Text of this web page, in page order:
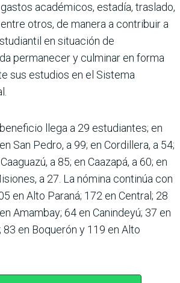
académicos, estadía, traslado,
otros, de manera a contribuir a
en situación de
permanecer y culminar en forma
sus estudios en el Sistema
llega a 29 estudiantes; en
San Pedro, a 99; en Cordillera, a 54;
a 85; en Caazapá, a 60; en
a 27. La nómina continúa con
en Alto Paraná; 172 en Central; 28
Amambay; 64 en Canindeyú; 37 en
en Boquerón y 119 en Alto